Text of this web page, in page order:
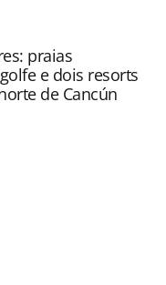
frente-de-ia-com-
as ferramentas
produzido pela
legislação brasileira
o conteúdo sem
praias
e dois resorts
de Cancún